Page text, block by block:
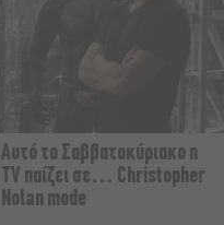
Αυτό το Σαββατοκύριακο η
TV παίζει σε… Christopher
Nolan mode